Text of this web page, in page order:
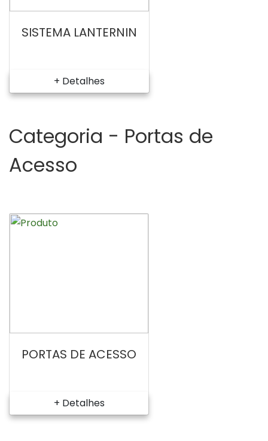
SISTEMA LANTERNIN
+ Detalhes
Categoria - Portas de
Acesso
PORTAS DE ACESSO
+ Detalhes